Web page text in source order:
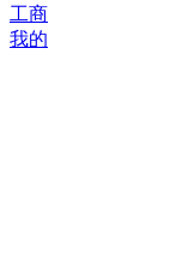
工商
我的